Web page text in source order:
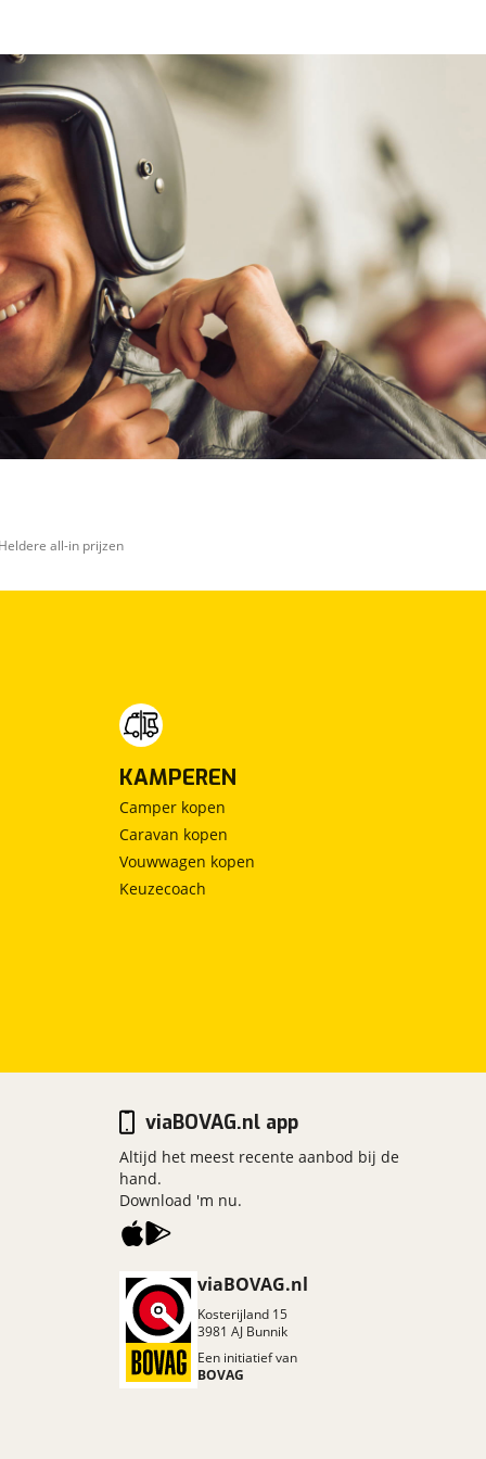
all-in prijzen
KAMPEREN
Camper kopen
Caravan kopen
Vouwwagen kopen
Keuzecoach
viaBOVAG.nl
Kosterijland 15
3981 AJ Bunnik
Een initiatief van
BOVAG
viaBOVAG.nl app
Altijd het meest recente aanbod bij de
hand.
Download 'm nu.